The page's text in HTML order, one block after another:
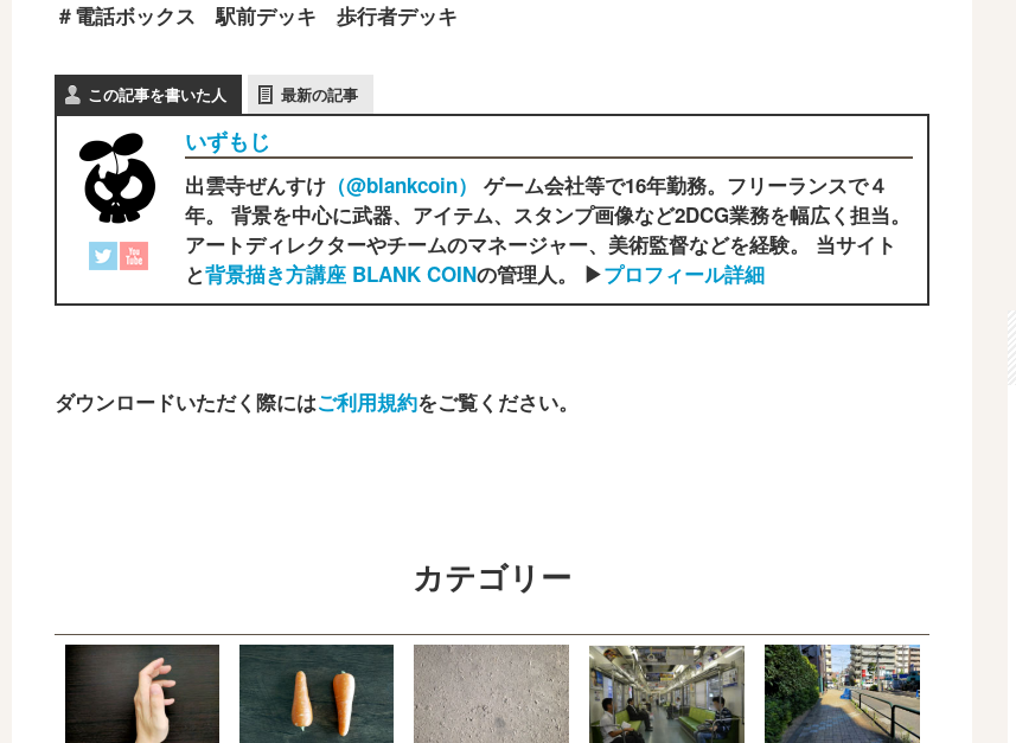
＃電話ボックス 駅前デッキ 歩行者デッキ
この記事を書いた人 最新の記事
いずもじ
出雲寺ぜんすけ （‎@blankcoin）
ゲーム会社等で16年勤務。フリーランスで４
年。 背景を中心に武器、アイテム、スタンプ画像など2DCG業務を幅広く担当。
アートディレクターやチームのマネージャー、美術監督などを経験。 当サイト
と背景描き方講座 BLANK COINの管理人。 ▶プロフィール詳細
ダウンロードいただく際にはご利用規約をご覧ください。
カテゴリー